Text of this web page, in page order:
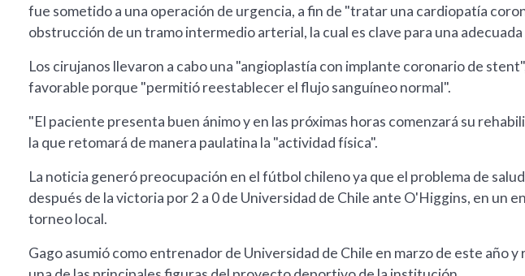
fue sometido a una operación de urgencia, a fin de "tratar una cardiopatía
obstrucción de un tramo intermedio arterial, la cual es clave para una
Los cirujanos llevaron a cabo una "angioplastía con implante coronario de
favorable porque "permitió reestablecer el flujo sanguíneo normal".
"El paciente presenta buen ánimo y en las próximas horas comenzará su
la que retomará de manera paulatina la "actividad física".
La noticia generó preocupación en el fútbol chileno ya que el problema de
después de la victoria por 2 a 0 de Universidad de Chile ante O'Higgins, en un
torneo local.
Gago asumió como entrenador de Universidad de Chile en marzo de este año